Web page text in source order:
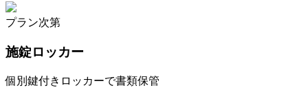
プラン次第
施錠ロッカー
個別鍵付きロッカーで書類保管